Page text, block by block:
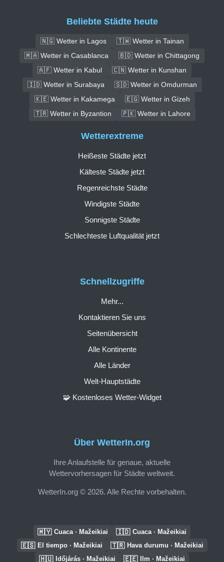
Beliebte Städte heute
🇳🇬 Wetter in Lagos
🇹🇼 Wetter in Tainan
🇲🇦 Wetter in Casablanca
🇧🇩 Wetter in Chittagong
🇦🇫 Wetter in Kabul
🇨🇳 Wetter in Kunshan
🇮🇩 Wetter in Surabaya
🇸🇩 Wetter in Omdurman
🇰🇪 Wetter in Kakamega
🇪🇬 Wetter in Gizeh
🇹🇷 Wetter in Byzantion
🇵🇰 Wetter in Lahore
Über WetterIn.org
Ihre Anlaufstelle für genaue, aktuelle
Wettervorhersagen für Städte weltweit.
WetterIn.org © 2026. Alle Rechte vorbehalten.
Schnellzugriffe
Mehr...
Kontaktieren Sie uns
Seitenübersicht
Alle Kontinente
Alle Länder
Welt-Hauptstädte
🧩 Kostenloses Wetter-Widget
Wetterextreme
Heißeste Städte jetzt
Kälteste Städte jetzt
Regenreichste Städte
Windigste Städte
Sonnigste Städte
Schlechteste Luftqualität jetzt
🇲🇾 Cuaca · Mažeikiai 🇮🇩 Cuaca · Mažeikiai
🇪🇸 El tiempo · Mažeikiai 🇹🇷 Hava durumu · Mažeikiai
🇭🇺 Időjárás · Mažeikiai 🇪🇪 Ilm · Mažeikiai